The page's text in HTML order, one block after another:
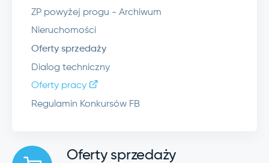
ZP powyżej progu - Archiwum
Nieruchomości
Oferty sprzedaży
Dialog techniczny
Oferty pracy
Regulamin Konkursów FB
Oferty sprzedaży